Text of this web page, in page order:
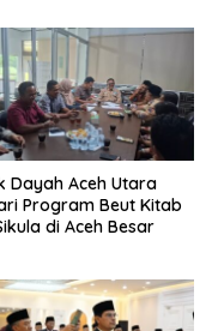
Dayah Aceh Utara
Program Beut Kitab
di Aceh Besar